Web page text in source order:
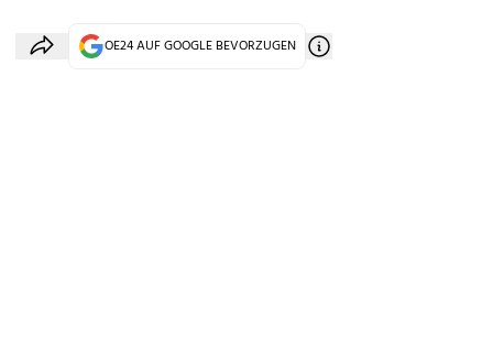
OE24 AUF GOOGLE BEVORZUGEN